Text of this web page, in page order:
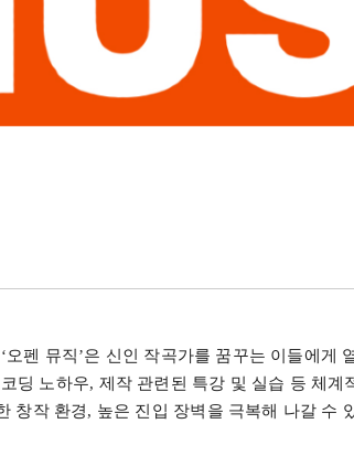
‘오펜 뮤직’은 신인 작곡가를 꿈꾸는 이들에게
딩 노하우, 제작 관련된 특강 및 실습 등 체계
창작 환경, 높은 진입 장벽을 극복해 나갈 수